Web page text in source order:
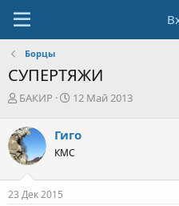
Борцы
СУПЕРТЯЖИ
А
т
о
р
т
е
м
БАКИР
Д
а
н
ч
12 Май 2013
Гиго
КМС
23 Дек 2015